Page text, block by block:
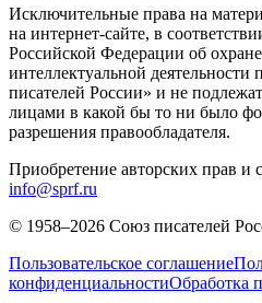
Исключительные права на
на интернет-сайте, в
Российской Федерации об охране
интеллектуальной
писателей России» и не
лицами в какой бы то ни было
разрешения правообладателя.
Приобретение авторских прав и
info@sprf.ru
© 1958–2026 Союз писателей
Пользовательское соглашение
конфиденциальностиОбработка